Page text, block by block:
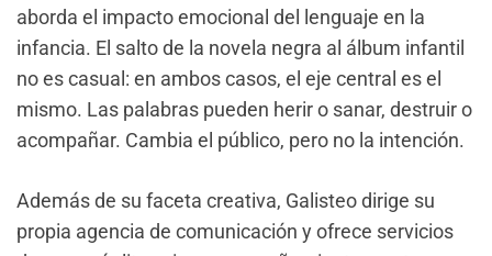
aborda el impacto emocional del lenguaje en la
infancia. El salto de la novela negra al álbum infantil
no es casual: en ambos casos, el eje central es el
mismo. Las palabras pueden herir o sanar, destruir o
acompañar. Cambia el público, pero no la intención.
Además de su faceta creativa, Galisteo dirige su
propia agencia de comunicación y ofrece servicios